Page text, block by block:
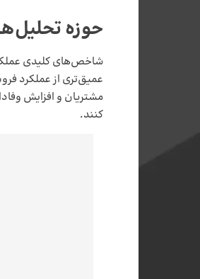
حوزه
شاخص‌های کلیدی
عمیق­‌تری از عملکرد
مشتریان و افزایش
کنند.